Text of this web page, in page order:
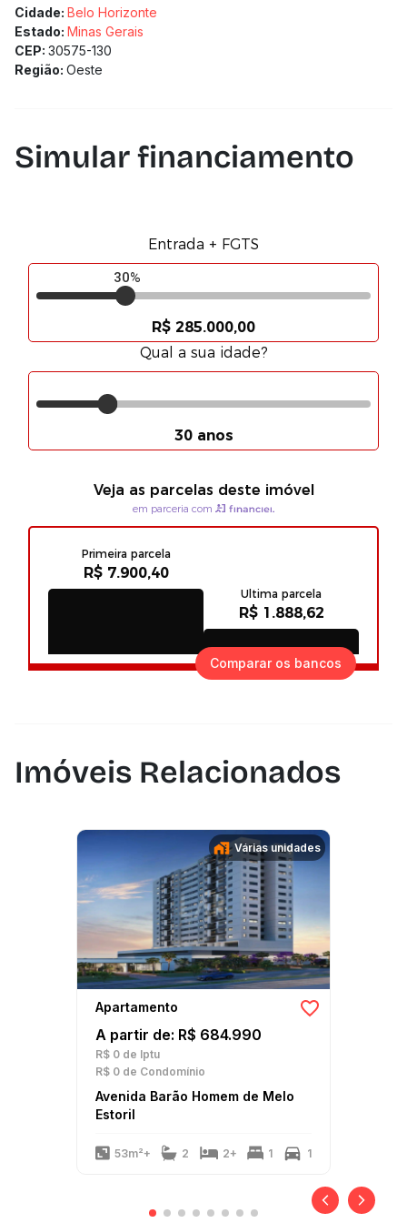
Cidade: Belo Horizonte
Estado: Minas Gerais
CEP: 30575-130
Região: Oeste
Simular financiamento
Comparar os bancos
Imóveis Relacionados
Várias unidades
Apartamento
A partir de: R$ 684.990
R$ 0 de Iptu
R$ 0 de Condomínio
Avenida Barão Homem de Melo
Estoril
53m²+ 2 2+ 1 1